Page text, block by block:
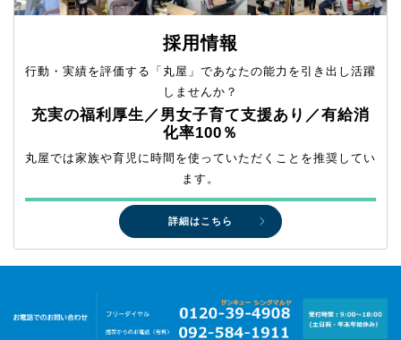
採用情報
行動・実績を評価する「丸屋」であなたの能力を引き出し活躍
しませんか？
充実の福利厚生／男女子育て支援あり／有給消
化率100％
丸屋では家族や育児に時間を使っていただくことを推奨してい
ます。
詳細はこちら